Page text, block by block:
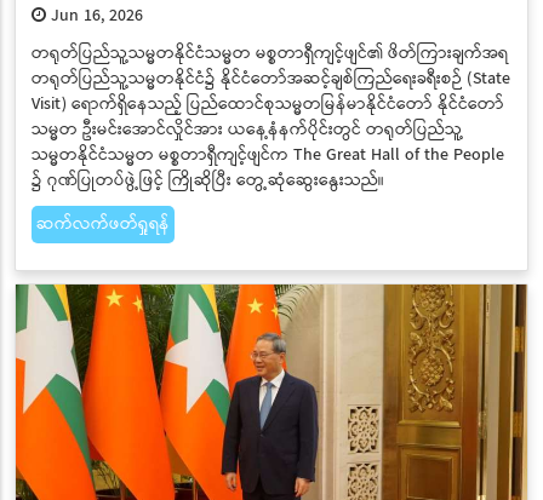
Jun 16, 2026
တရုတ်ပြည်သူ့သမ္မတနိုင်ငံသမ္မတ မစ္စတာရှီကျင့်ဖျင်၏ ဖိတ်ကြားချက်အရ
တရုတ်ပြည်သူ့သမ္မတနိုင်ငံ၌ နိုင်ငံတော်အဆင့်ချစ်ကြည်ရေးခရီးစဉ် (State
Visit) ရောက်ရှိနေသည့် ပြည်ထောင်စုသမ္မတမြန်မာနိုင်ငံတော် နိုင်ငံတော်
သမ္မတ ဦးမင်းအောင်လှိုင်အား ယနေ့နံနက်ပိုင်းတွင် တရုတ်ပြည်သူ့
သမ္မတနိုင်ငံသမ္မတ မစ္စတာရှီကျင့်ဖျင်က The Great Hall of the People
၌ ဂုဏ်ပြုတပ်ဖွဲ့ဖြင့် ကြိုဆိုပြီး တွေ့ဆုံဆွေးနွေးသည်။
ဆက်လက်ဖတ်ရှုရန်